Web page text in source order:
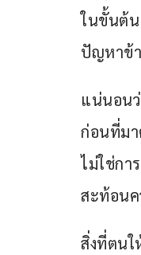
ในขั้นต้น
ปัญหาข้
แน่นอนว่
ก่อนที่มา
ไม่ใช่กา
สะท้อนค
สิ่งที่ตนใ